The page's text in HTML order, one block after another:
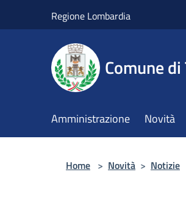
Regione Lombardia
Comune
Amministrazione Novità
Home > Novità > Notizie